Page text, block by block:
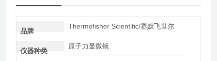
品牌
Thermofisher Scientific/赛默飞世尔
仪器种类
原子力显微镜